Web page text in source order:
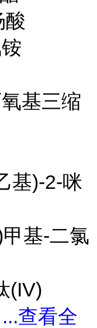
酸
基三缩
基)-2-咪
基-二氯
(IV)
...查看全